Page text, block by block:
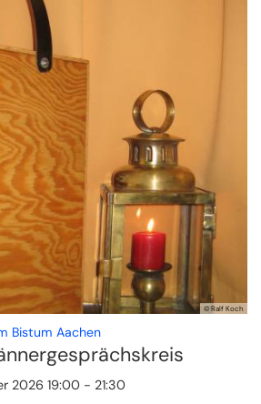
© Ralf Koch
Bistum Aachen:
2026 19:00 - 21:30